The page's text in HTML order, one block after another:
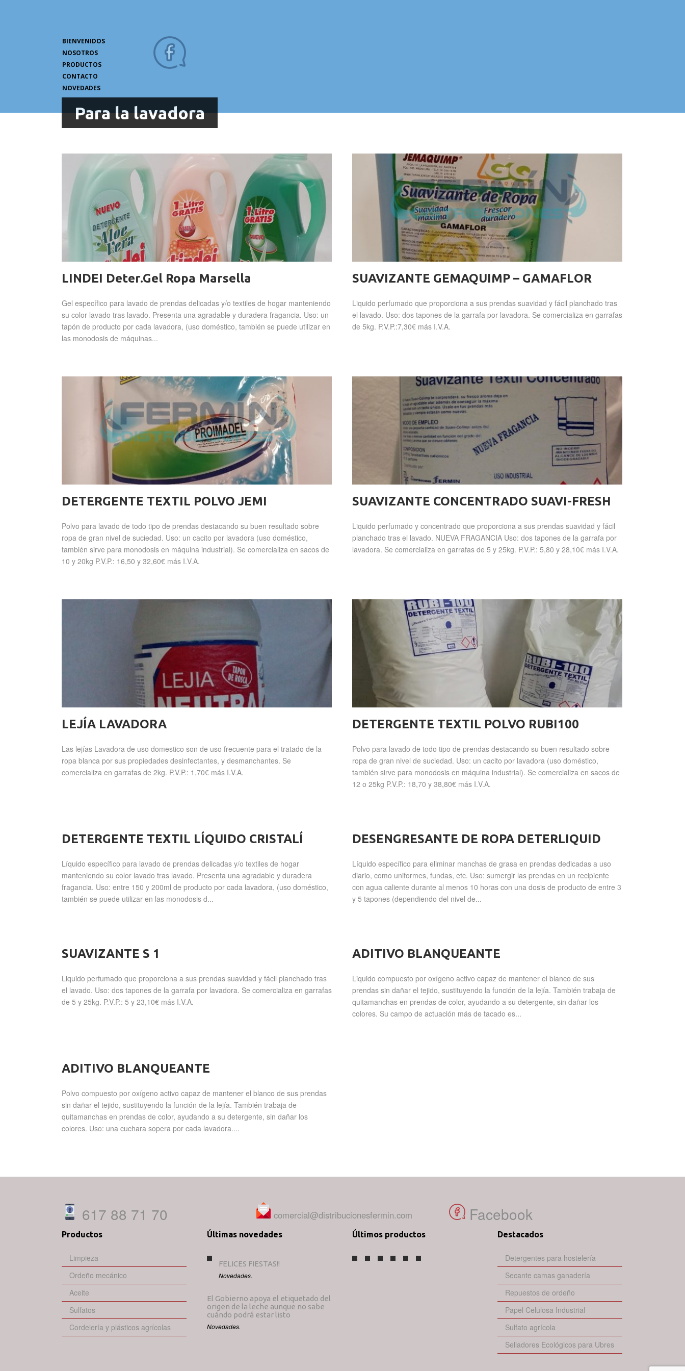
BIENVENIDOS
NOSOTROS
PRODUCTOS
CONTACTO
NOVEDADES
Para la lavadora
LINDEI Deter.Gel Ropa Marsella
Gel específico para lavado de prendas delicadas y/o textiles de hogar manteniendo
su color lavado tras lavado. Presenta una agradable y duradera fragancia. Uso: un
tapón de producto por cada lavadora, (uso doméstico, también se puede utilizar en
las monodosis de máquinas...
SUAVIZANTE GEMAQUIMP – GAMAFLOR
Liquido perfumado que proporciona a sus prendas suavidad y fácil planchado tras
el lavado. Uso: dos tapones de la garrafa por lavadora. Se comercializa en garrafas
de 5kg. P.V.P.:7,30€ más I.V.A.
DETERGENTE TEXTIL POLVO JEMI
Polvo para lavado de todo tipo de prendas destacando su buen resultado sobre
ropa de gran nivel de suciedad. Uso: un cacito por lavadora (uso doméstico,
también sirve para monodosis en máquina industrial). Se comercializa en sacos de
10 y 20kg P.V.P.: 16,50 y 32,60€ más I.V.A.
SUAVIZANTE CONCENTRADO SUAVI-FRESH
Liquido perfumado y concentrado que proporciona a sus prendas suavidad y fácil
planchado tras el lavado. NUEVA FRAGANCIA Uso: dos tapones de la garrafa por
lavadora. Se comercializa en garrafas de 5 y 25kg. P.V.P.: 5,80 y 28,10€ más I.V.A.
LEJÍA LAVADORA
Las lejías Lavadora de uso domestico son de uso frecuente para el tratado de la
ropa blanca por sus propiedades desinfectantes, y desmanchantes. Se
comercializa en garrafas de 2kg. P.V.P.: 1,70€ más I.V.A.
DETERGENTE TEXTIL POLVO RUBI100
Polvo para lavado de todo tipo de prendas destacando su buen resultado sobre
ropa de gran nivel de suciedad. Uso: un cacito por lavadora (uso doméstico,
también sirve para monodosis en máquina industrial). Se comercializa en sacos de
12 o 25kg P.V.P.: 18,70 y 38,80€ más I.V.A.
DETERGENTE TEXTIL LÍQUIDO CRISTALÍ
Líquido específico para lavado de prendas delicadas y/o textiles de hogar
manteniendo su color lavado tras lavado. Presenta una agradable y duradera
fragancia. Uso: entre 150 y 200ml de producto por cada lavadora, (uso doméstico,
también se puede utilizar en las monodosis d...
DESENGRESANTE DE ROPA DETERLIQUID
Líquido específico para eliminar manchas de grasa en prendas dedicadas a uso
diario, como uniformes, fundas, etc. Uso: sumergir las prendas en un recipiente
con agua caliente durante al menos 10 horas con una dosis de producto de entre 3
y 5 tapones (dependiendo del nivel de...
SUAVIZANTE S 1
Liquido perfumado que proporciona a sus prendas suavidad y fácil planchado tras
el lavado. Uso: dos tapones de la garrafa por lavadora. Se comercializa en garrafas
de 5 y 25kg. P.V.P.: 5 y 23,10€ más I.V.A.
ADITIVO BLANQUEANTE
Liquido compuesto por oxígeno activo capaz de mantener el blanco de sus
prendas sin dañar el tejido, sustituyendo la función de la lejía. También trabaja de
quitamanchas en prendas de color, ayudando a su detergente, sin dañar los
colores. Su campo de actuación más de tacado es...
ADITIVO BLANQUEANTE
Polvo compuesto por oxígeno activo capaz de mantener el blanco de sus prendas
sin dañar el tejido, sustituyendo la función de la lejía. También trabaja de
quitamanchas en prendas de color, ayudando a su detergente, sin dañar los
colores. Uso: una cuchara sopera por cada lavadora....
617 88 71 70 comercial@distribucionesfermin.com Facebook
Productos
Limpieza
Ordeño mecánico
Aceite
Sulfatos
Cordelería y plásticos agrícolas
Últimas novedades
FELICES FIESTAS!!
Novedades.
El Gobierno apoya el etiquetado del
origen de la leche aunque no sabe
cuándo podrá estar listo
Novedades.
Últimos productos Destacados
Detergentes para hostelería
Secante camas ganadería
Repuestos de ordeño
Papel Celulosa Industrial
Sulfato agrícola
Selladores Ecológicos para Ubres